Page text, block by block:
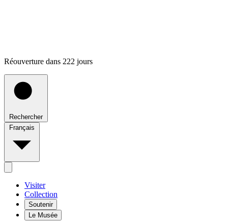
Réouverture dans 222 jours
Rechercher
Français
Visiter
Collection
Soutenir
Le Musée